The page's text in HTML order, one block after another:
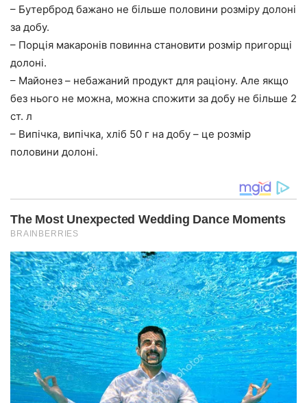
– Бутерброд бажано не більше половини розміру долоні
за добу.
– Порція макаронів повинна становити розмір пригорщі
долоні.
– Майонез – небажаний продукт для раціону. Але якщо
без нього не можна, можна спожити за добу не більше 2
ст. л
– Випічка, випічка, хліб 50 г на добу – це розмір
половини долоні.